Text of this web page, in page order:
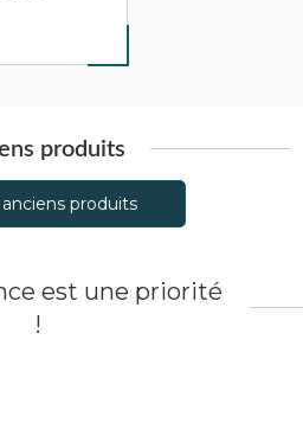
produits
anciens produits
est une priorité
!